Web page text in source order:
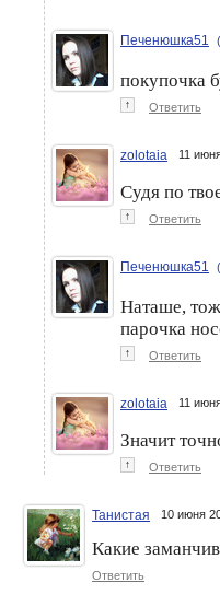
Печенюшка51
покупочка
↑ Ответить
zolotaia 11
Судя по
↑ Ответить
Печенюшка51
Наташе,
парочка
↑ Ответить
zolotaia 11
Значит
↑ Ответить
Танистая 10 июня
Какие
Ответить